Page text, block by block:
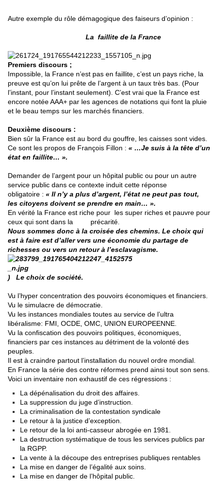
Autre exemple du rôle démagogique des faiseurs d’opinion :
La faillite de la France
Premiers discours ;
Impossible, la France n’est pas en faillite, c’est un pays riche, la
preuve est qu’on lui prête de l’argent à un taux très bas. (Pour
l’instant, pour l’instant seulement). C’est vrai que la France est
encore notée AAA+ par les agences de notations qui font la pluie
et le beau temps sur les marchés financiers.
Deuxième discours :
Bien sûr la France est au bord du gouffre, les caisses sont vides.
Ce sont les propos de François Fillon : « …Je suis à la tête d’un
état en faillite… ».
Demander de l’argent pour un hôpital public ou pour un autre
service public dans ce contexte induit cette réponse
obligatoire : « Il n’y a plus d’argent, l’état ne peut pas tout,
les citoyens doivent se prendre en main… ».
En vérité la France est riche pour les super riches et pauvre pour
ceux qui sont dans la précarité.
Nous sommes donc à la croisée des chemins. Le choix qui
est à faire est d’aller vers une économie du partage de
richesses ou vers un retour à l’esclavagisme.
) Le choix de société.
Vu l’hyper concentration des pouvoirs économiques et financiers.
Vu le simulacre de démocratie.
Vu les instances mondiales toutes au service de l’ultra
libéralisme: FMI, OCDE, OMC, UNION EUROPEENNE.
Vu la confiscation des pouvoirs politiques, économiques,
financiers par ces instances au détriment de la volonté des
peuples.
Il est à craindre partout l’installation du nouvel ordre mondial.
En France la série des contre réformes prend ainsi tout son sens.
Voici un inventaire non exhaustif de ces régressions :
La dépénalisation du droit des affaires.
La suppression du juge d’instruction.
La criminalisation de la contestation syndicale
Le retour à la justice d’exception.
Le retour de la loi anti-casseur abrogée en 1981.
La destruction systématique de tous les services publics par
la RGPP.
La vente à la découpe des entreprises publiques rentables
La mise en danger de l’égalité aux soins.
La mise en danger de l’hôpital public.